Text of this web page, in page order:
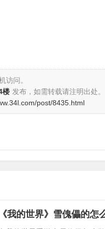
访问。
楼 发布，如需转载请注明出处。
post/8435.html
《我的世界》雪傀儡的怎